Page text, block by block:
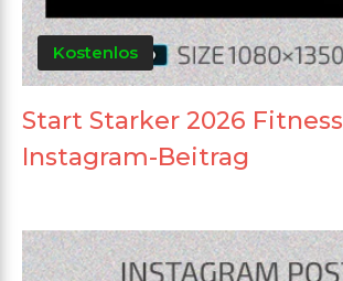
Kostenlos
Start Starker 2026 Fitness
Instagram-Beitrag